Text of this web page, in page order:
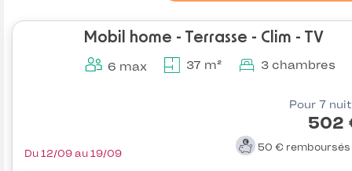
Mobil home - Terrasse - Clim - TV
6 max 37 m² 3 chambres
Pour 7
502
50 € remboursés
Du 12/09 au 19/09